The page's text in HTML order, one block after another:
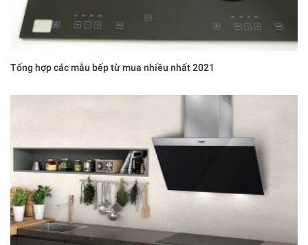
Tổng hợp các mẫu bếp từ mua nhiều nhất 2021